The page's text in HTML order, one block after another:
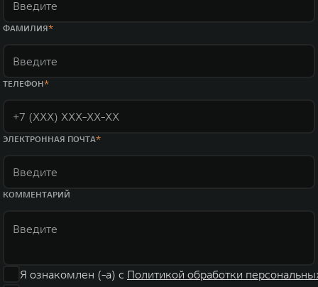
ФАМИЛИЯ
ТЕЛЕФОН
ЭЛЕКТРОННАЯ ПОЧТА
КОММЕНТАРИЙ
Я ознакомлен (-а) с Политикой обработки